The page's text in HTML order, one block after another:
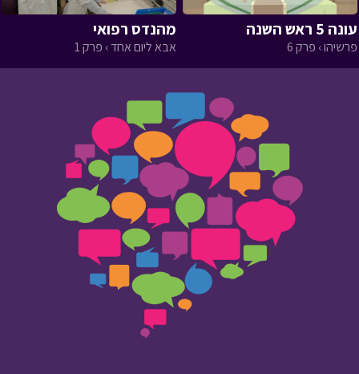
עונה 5 ראש השנה
פרשיהו › פרק 6
מהנדס רפואי
אבא ליום אחד › פרק 1